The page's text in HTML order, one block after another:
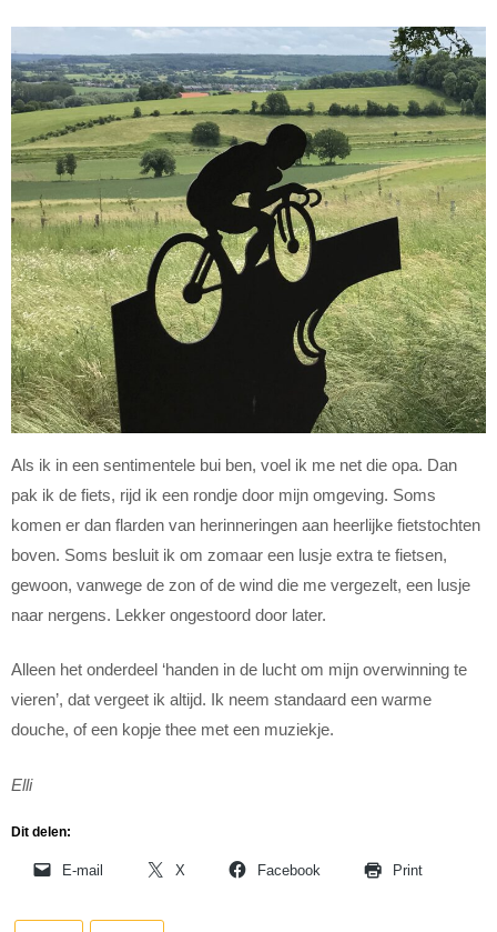
Als ik in een sentimentele bui ben, voel ik me net die opa. Dan
pak ik de fiets, rijd ik een rondje door mijn omgeving. Soms
komen er dan flarden van herinneringen aan heerlijke fietstochten
boven. Soms besluit ik om zomaar een lusje extra te fietsen,
gewoon, vanwege de zon of de wind die me vergezelt, een lusje
naar nergens. Lekker ongestoord door later.
Alleen het onderdeel ‘handen in de lucht om mijn overwinning te
vieren’, dat vergeet ik altijd. Ik neem standaard een warme
douche, of een kopje thee met een muziekje.
Elli
Dit delen:
E-mail X Facebook Print